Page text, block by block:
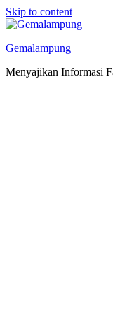
Skip to content
Gemalampung
Menyajikan Informasi